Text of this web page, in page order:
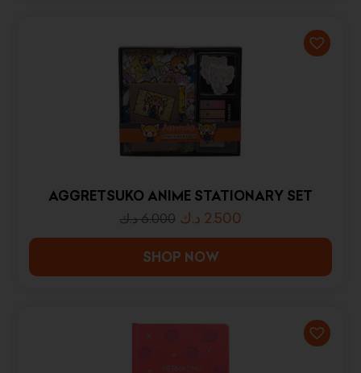
AGGRETSUKO ANIME STATIONARY SET
6.000 د.ك 2.500 د.ك
SHOP NOW